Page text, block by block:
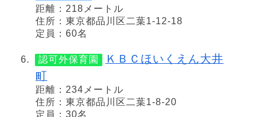
距離：218メートル
住所：東京都品川区二葉1-12-18
定員：60名
認可外保育園
ＫＢＣほいくえん大井
町
距離：234メートル
住所：東京都品川区二葉1-8-20
定員：30名